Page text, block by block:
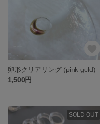
卵形クリアリング (pink gold)
1,500円
SOLD OUT